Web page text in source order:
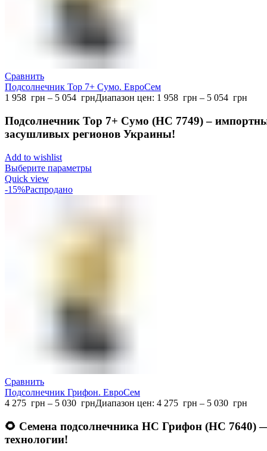
Сравнить
Подсолнечник Тор 7+ Сумо. ЕвроСем
1 958 грн – 5 054 грнДиапазон цен: 1 958 грн – 5 054 грн
Подсолнечник Тор 7+ Сумо (НС 7749) –
засушливых регионов Украины!
Add to wishlist
Выберите параметры
Quick view
-15%Распродано
Сравнить
Подсолнечник Грифон. ЕвроСем
4 275 грн – 5 030 грнДиапазон цен: 4 275 грн – 5 030 грн
🌻 Семена подсолнечника НС Грифон (НС 7640)
технологии!